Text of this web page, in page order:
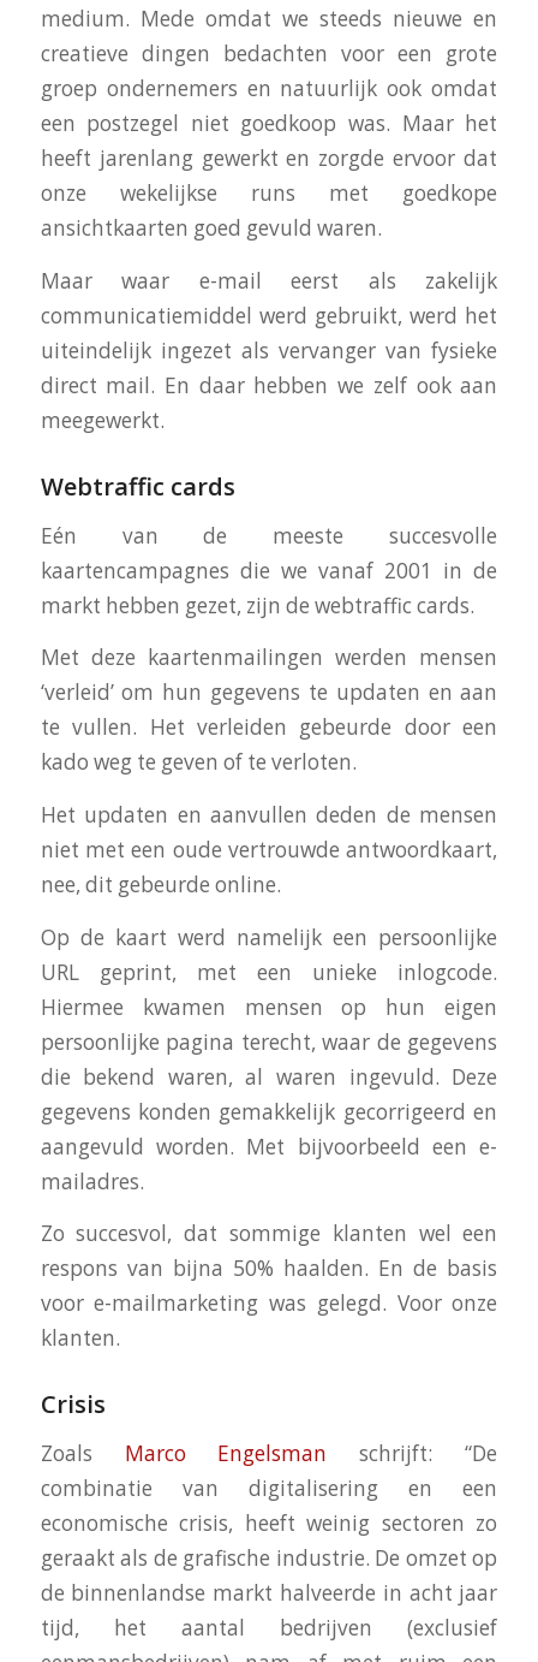
medium. Mede omdat we steeds nieuwe en
creatieve dingen bedachten voor een grote
groep ondernemers en natuurlijk ook omdat
een postzegel niet goedkoop was. Maar het
heeft jarenlang gewerkt en zorgde ervoor dat
onze wekelijkse runs met goedkope
ansichtkaarten goed gevuld waren.
Maar waar e-mail eerst als zakelijk
communicatiemiddel werd gebruikt, werd het
uiteindelijk ingezet als vervanger van fysieke
direct mail. En daar hebben we zelf ook aan
meegewerkt.
Webtraffic cards
Eén van de meeste succesvolle
kaartencampagnes die we vanaf 2001 in de
markt hebben gezet, zijn de webtraffic cards.
Met deze kaartenmailingen werden mensen
‘verleid’ om hun gegevens te updaten en aan
te vullen. Het verleiden gebeurde door een
kado weg te geven of te verloten.
Het updaten en aanvullen deden de mensen
niet met een oude vertrouwde antwoordkaart,
nee, dit gebeurde online.
Op de kaart werd namelijk een persoonlijke
URL geprint, met een unieke inlogcode.
Hiermee kwamen mensen op hun eigen
persoonlijke pagina terecht, waar de gegevens
die bekend waren, al waren ingevuld. Deze
gegevens konden gemakkelijk gecorrigeerd en
aangevuld worden. Met bijvoorbeeld een e-
mailadres.
Zo succesvol, dat sommige klanten wel een
respons van bijna 50% haalden. En de basis
voor e-mailmarketing was gelegd. Voor onze
klanten.
Crisis
Zoals Marco Engelsman schrijft: “De
combinatie van digitalisering en een
economische crisis, heeft weinig sectoren zo
geraakt als de grafische industrie. De omzet op
de binnenlandse markt halveerde in acht jaar
tijd, het aantal bedrijven (exclusief